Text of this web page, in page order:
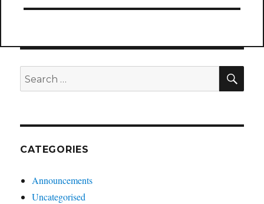
Search
for:
CATEGORIES
Announcements
Uncategorised